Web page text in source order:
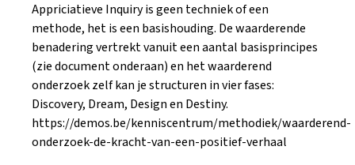
Appriciatieve Inquiry is geen techniek of een
methode, het is een basishouding. De waarderende
benadering vertrekt vanuit een aantal basisprincipes
(zie document onderaan) en het waarderend
onderzoek zelf kan je structuren in vier fases:
Discovery, Dream, Design en Destiny.
https://demos.be/kenniscentrum/methodiek/waarderend-
onderzoek-de-kracht-van-een-positief-verhaal